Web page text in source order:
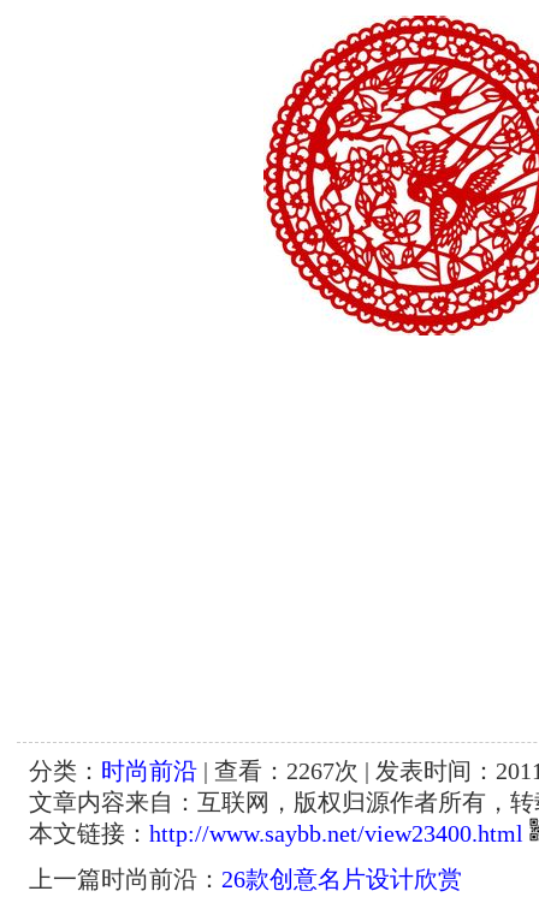
分类： 时尚前沿| 查看： 2267次 | 发表时间：
文章内容来自：互联网，版权归源作者所有，
本文链接： http://www.saybb.net/view23400.html
上一篇时尚前沿： 26款创意名片设计欣赏